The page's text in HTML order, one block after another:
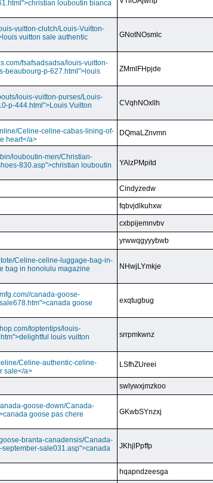
louboutin bianca
vuitton-clutch/Louis-Vuitton-
vuitton sale authentic
GNotNOsmlc
fsafsadsadsa/louis-vuitton-
beaubourg-p-627.html">louis
ZMmlFHpjde
louis-vuitton-purses/Louis-
p-444.html">Louis Vuitton
CVqhNOxllh
Celine-celine-cabas-lining-of-
heart</a>
DQmaLZnvmn
louboutin-men/Christian-
830.asp">christian louboutin
YAlzPMpitd
Cindyzedw
fqbvjdlkuhxw
cxbpijemnvbv
yrwwqgyyybwb
Celine-celine-luggage-bag-in-
bag in honolulu magazine
NHwjLYmkje
canada-goose-
goose
exqtugbug
toptentips/louis-
louis vuitton
srrpmkwnz
Celine-authentic-celine-
sale</a>
LSfhZUreei
swlywxjmzkoo
goose-down/Canada-
goose pas chere
GKwbSYnzxj
branta-canadensis/Canada-
sale031.asp">canada
JKhjlPpffp
hqapndzeesga